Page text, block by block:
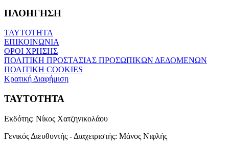
ΠΛΟΗΓΗΣΗ
ΤΑΥΤΟΤΗΤΑ
ΕΠΙΚΟΙΝΩΝΙΑ
ΟΡΟΙ ΧΡΗΣΗΣ
ΠΟΛΙΤΙΚΗ ΠΡΟΣΤΑΣΙΑΣ ΠΡΟΣΩΠΙΚΩΝ ΔΕΔΟΜΕΝΩΝ
ΠΟΛΙΤΙΚΗ COOKIES
Κρατική Διαφήμιση
ΤΑΥΤΟΤΗΤΑ
Εκδότης: Νίκος Χατζηνικολάου
Γενικός Διευθυντής - Διαχειριστής: Μάνος Νιφλής